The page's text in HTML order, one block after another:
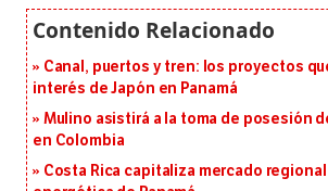
Canal, puertos y tren: los proyectos
interés de Japón en Panamá
Mulino asistirá a la toma de posesión
en Colombia
Costa Rica capitaliza mercado